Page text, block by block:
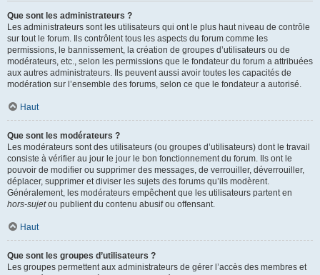
Que sont les administrateurs ?
Les administrateurs sont les utilisateurs qui ont le plus haut niveau de contrôle
sur tout le forum. Ils contrôlent tous les aspects du forum comme les
permissions, le bannissement, la création de groupes d’utilisateurs ou de
modérateurs, etc., selon les permissions que le fondateur du forum a attribuées
aux autres administrateurs. Ils peuvent aussi avoir toutes les capacités de
modération sur l’ensemble des forums, selon ce que le fondateur a autorisé.
Haut
Que sont les modérateurs ?
Les modérateurs sont des utilisateurs (ou groupes d’utilisateurs) dont le travail
consiste à vérifier au jour le jour le bon fonctionnement du forum. Ils ont le
pouvoir de modifier ou supprimer des messages, de verrouiller, déverrouiller,
déplacer, supprimer et diviser les sujets des forums qu’ils modèrent.
Généralement, les modérateurs empêchent que les utilisateurs partent en
hors-sujetou publient du contenu abusif ou offensant.
Haut
Que sont les groupes d’utilisateurs ?
Les groupes permettent aux administrateurs de gérer l’accès des membres et